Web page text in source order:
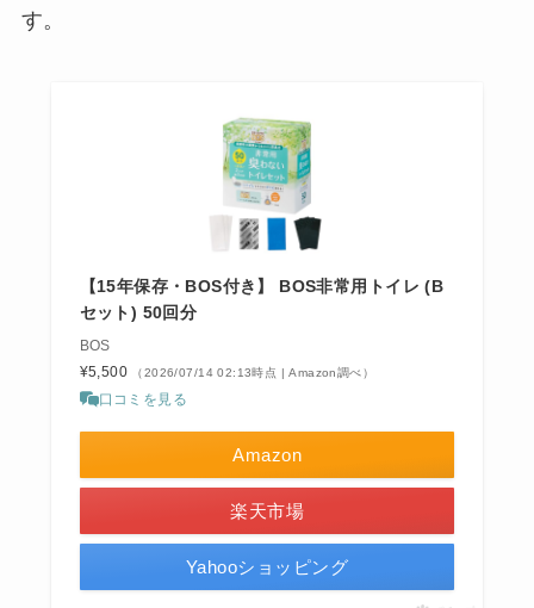
す。
【15年保存・BOS付き】 BOS非常用トイレ (B
セット) 50回分
BOS
¥5,500
（2026/07/14 02:13時点 | Amazon調べ）
口コミを見る
Amazon
楽天市場
Yahooショッピング